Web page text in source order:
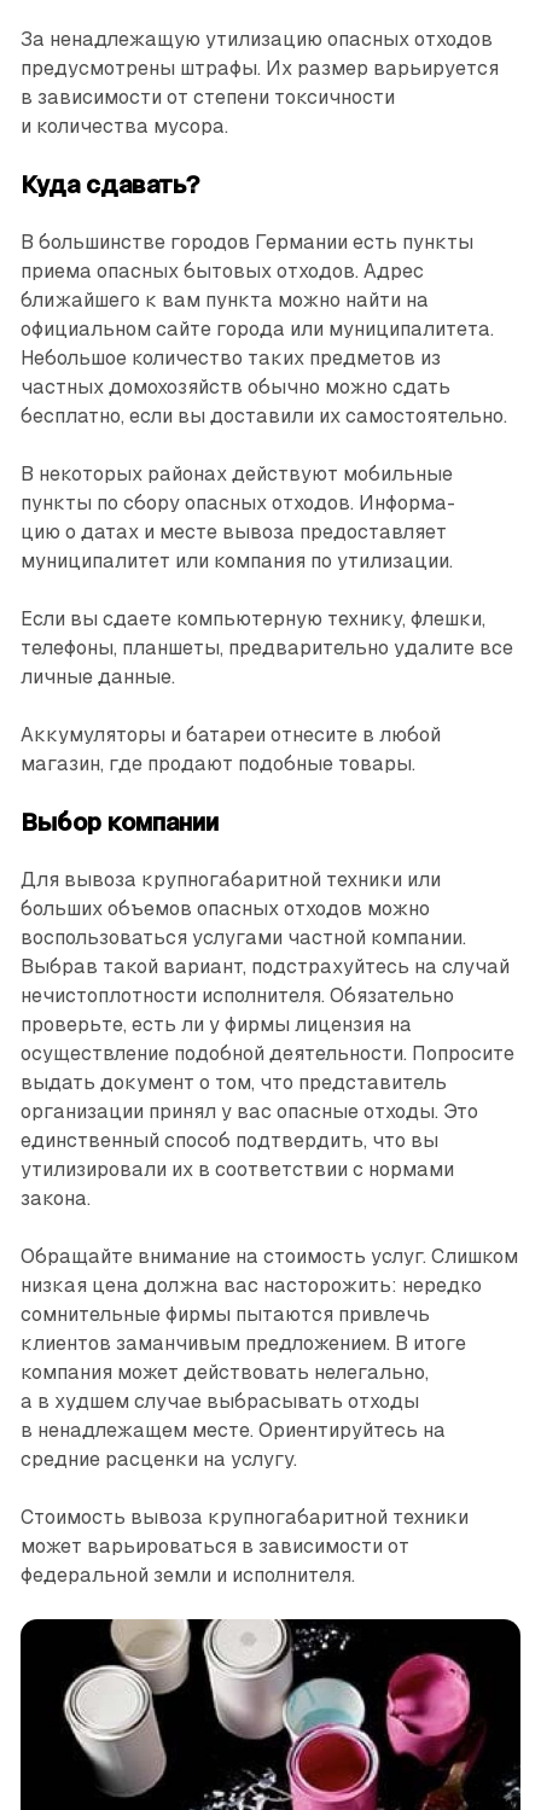
За ненадлежащую утилизацию опасных отходов
предусмотрены штрафы. Их размер варьируется
в зависимости от степени токсичности
и количества мусора.
Куда сдавать?
В большинстве городов Германии есть пункты
приема опасных бытовых отходов. Адрес
ближайшего к вам пункта можно найти на
официальном сайте города или муниципалитета.
Небольшое количество таких предметов из
частных домохозяйств обычно можно сдать
бесплатно, если вы доставили их самостоятельно.
В некоторых районах действуют мобильные
пункты по сбору опасных отходов. Информа­
цию о датах и месте вывоза ­предоставляет
муниципалитет или компания по утилизации.
Если вы сдаете компьютерную технику, флешки,
телефоны, планшеты, предварительно удалите все
личные данные.
Аккумуляторы и батареи отнесите в любой
магазин, где продают подобные товары.
Выбор компании
Для вывоза крупногабаритной техники или
больших объемов опасных отходов можно
воспользоваться услугами частной компании.
Выбрав такой вариант, подстрахуйтесь на случай
нечистоплотности исполнителя. Обязательно
проверьте, есть ли у фирмы лицензия на
осуществление подобной деятельности. Попросите
выдать документ о том, что представитель
организации принял у вас опасные отходы. Это
единственный способ подтвердить, что вы
утилизировали их в соответствии с нормами
закона.
Обращайте внимание на стои­мость услуг. Слишком
низкая цена должна вас насторожить: нередко
сомнительные фирмы пытаются привлечь
клиентов заманчивым предложением. В итоге
компания может действовать нелегально,
а в худшем случае выбрасывать отходы
в ненадлежащем месте. Ориентируйтесь на
средние расценки на услугу.
Стоимость вывоза крупногабаритной техники
может варьироваться в зависимости от
федеральной земли и исполнителя.